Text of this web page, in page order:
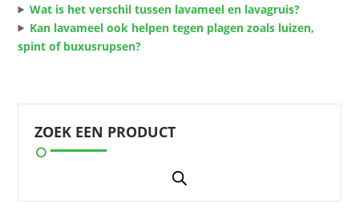
Wat is het verschil tussen lavameel en lavagruis?
Kan lavameel ook helpen tegen plagen zoals luizen,
spint of buxusrupsen?
ZOEK EEN PRODUCT